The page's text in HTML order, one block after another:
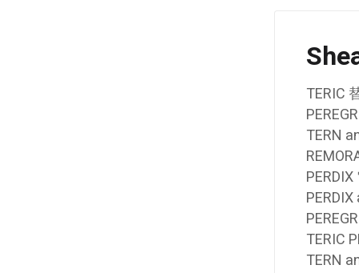
TERIC
TERN
TERIC
TERN